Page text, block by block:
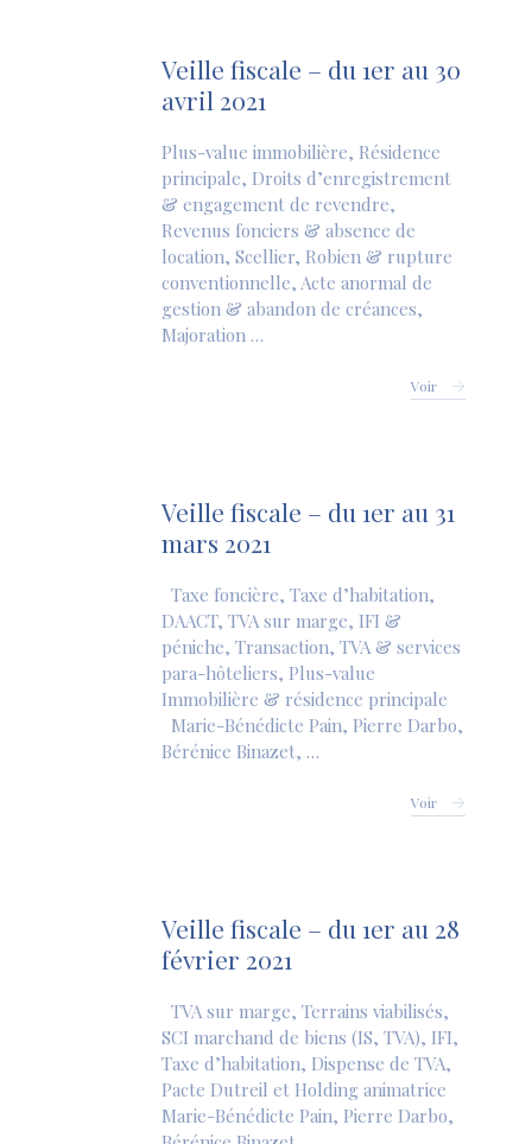
Veille fiscale – du 1er au 30
avril 2021
Plus-value immobilière, Résidence
principale, Droits d’enregistrement
& engagement de revendre,
Revenus fonciers & absence de
location, Scellier, Robien & rupture
conventionnelle, Acte anormal de
gestion & abandon de créances,
Majoration …
Voir
Veille fiscale – du 1er au 31
mars 2021
Taxe foncière, Taxe d’habitation,
DAACT, TVA sur marge, IFI &
péniche, Transaction, TVA & services
para-hôteliers, Plus-value
Immobilière & résidence principale
Marie-Bénédicte Pain, Pierre Darbo,
Bérénice Binazet, …
Voir
Veille fiscale – du 1er au 28
février 2021
TVA sur marge, Terrains viabilisés,
SCI marchand de biens (IS, TVA), IFI,
Taxe d’habitation, Dispense de TVA,
Pacte Dutreil et Holding animatrice
Marie-Bénédicte Pain, Pierre Darbo,